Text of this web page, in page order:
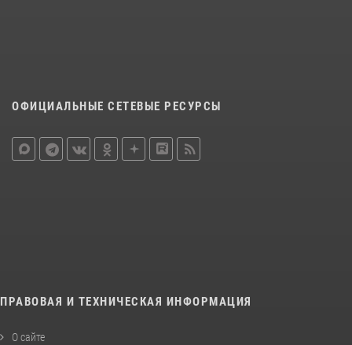
ОФИЦИАЛЬНЫЕ СЕТЕВЫЕ РЕСУРСЫ
ПРАВОВАЯ И ТЕХНИЧЕСКАЯ ИНФОРМАЦИЯ
О сайте